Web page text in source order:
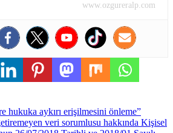
www.ozgureralp.com
hukuka aykırı erişilmesini önleme”
veri sorumlusu hakkında Kişisel